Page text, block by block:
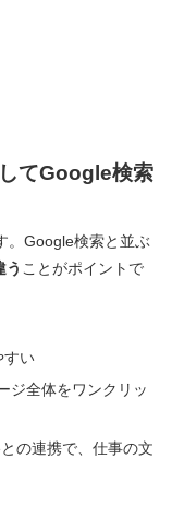
てGoogle検索
。Google検索と並ぶ
う ことがポイントで
すい
ジ全体をワンクリッ
の連携で、仕事の文